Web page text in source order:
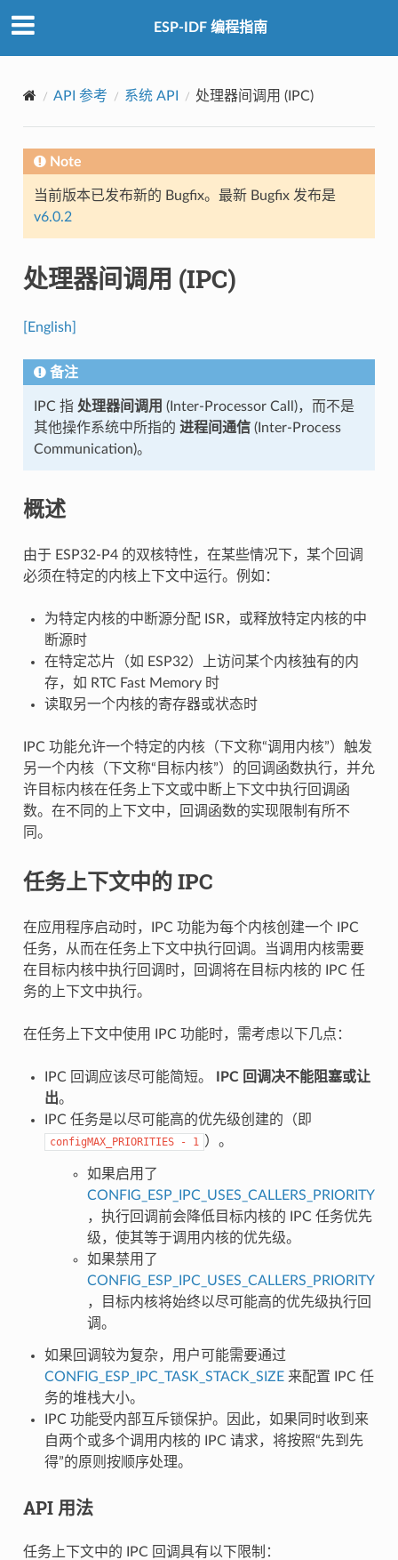
ESP-IDF 编程指南
API 参考 系统 API 处理器间调用 (IPC)
Note
当前版本已发布新的 Bugfix。最新 Bugfix 发布是
v6.0.2
处理器间调用 (IPC)
[English]
备注
IPC 指 处理器间调用 (Inter-Processor Call)，而不是
其他操作系统中所指的 进程间通信(Inter-Process
Communication)。
概述
由于 ESP32-P4 的双核特性，在某些情况下，某个回调
必须在特定的内核上下文中运行。例如：
为特定内核的中断源分配 ISR，或释放特定内核的中
断源时
在特定芯片（如 ESP32）上访问某个内核独有的内
存，如 RTC Fast Memory 时
读取另一个内核的寄存器或状态时
IPC 功能允许一个特定的内核（下文称“调用内核”）触发
另一个内核（下文称“目标内核”）的回调函数执行，并允
许目标内核在任务上下文或中断上下文中执行回调函
数。在不同的上下文中，回调函数的实现限制有所不
同。
任务上下文中的 IPC
在应用程序启动时，IPC 功能为每个内核创建一个 IPC
任务，从而在任务上下文中执行回调。当调用内核需要
在目标内核中执行回调时，回调将在目标内核的 IPC 任
务的上下文中执行。
在任务上下文中使用 IPC 功能时，需考虑以下几点：
IPC 回调应该尽可能简短。
IPC 回调决不能阻塞或让
出。
IPC 任务是以尽可能高的优先级创建的（即
configMAX_PRIORITIES - 1 ）。
如果启用了
CONFIG_ESP_IPC_USES_CALLERS_PRIORITY
，执行回调前会降低目标内核的 IPC 任务优先
级，使其等于调用内核的优先级。
如果禁用了
CONFIG_ESP_IPC_USES_CALLERS_PRIORITY
，目标内核将始终以尽可能高的优先级执行回
调。
如果回调较为复杂，用户可能需要通过
CONFIG_ESP_IPC_TASK_STACK_SIZE来配置 IPC 任
务的堆栈大小。
IPC 功能受内部互斥锁保护。因此，如果同时收到来
自两个或多个调用内核的 IPC 请求，将按照“先到先
得”的原则按顺序处理。
API 用法
任务上下文中的 IPC 回调具有以下限制：